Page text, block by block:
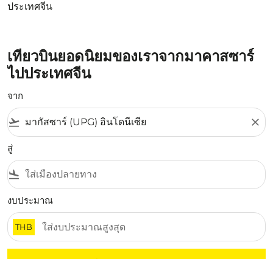
ประเทศจีน
เที่ยวบินยอดนิยมของเราจากมาคาสซาร์
ไปประเทศจีน
จาก
flight_takeoff close
สู่
flight_land
งบประมาณ
THB